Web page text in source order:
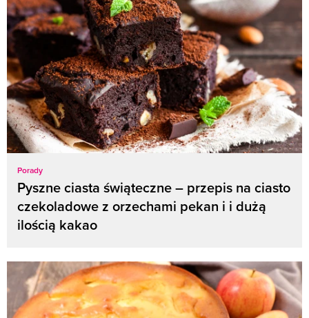
Porady
Pyszne ciasta świąteczne – przepis na ciasto
czekoladowe z orzechami pekan i i dużą
ilością kakao